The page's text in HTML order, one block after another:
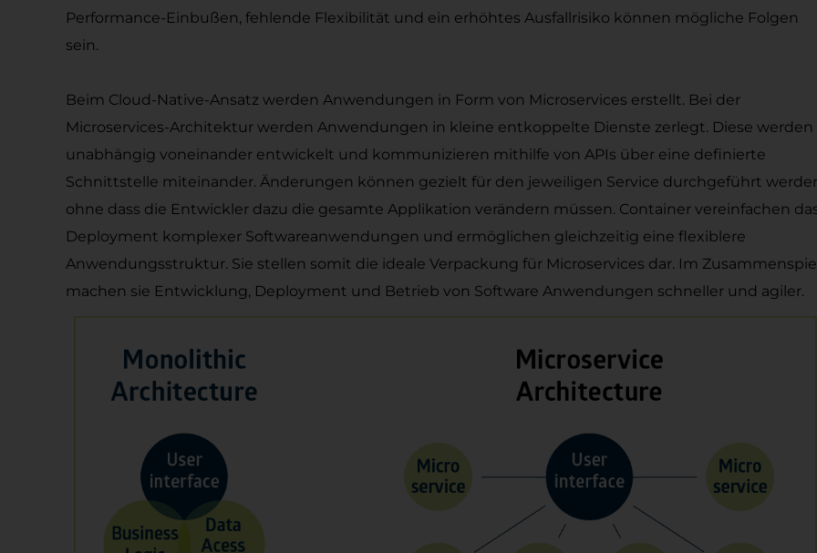
Performance-Einbußen, fehlende Flexibilität und ein erhöhtes Ausfallrisiko können mögliche Folgen
sein.
Beim Cloud-Native-Ansatz werden Anwendungen in Form von Microservices erstellt. Bei der
Microservices-Architektur werden Anwendungen in kleine entkoppelte Dienste zerlegt. Diese werden
unabhängig voneinander entwickelt und kommunizieren mithilfe von APIs über eine definierte
Schnittstelle miteinander. Änderungen können gezielt für den jeweiligen Service durchgeführt
ohne dass die Entwickler dazu die gesamte Applikation verändern müssen. Container vereinfachen
Deployment komplexer Softwareanwendungen und ermöglichen gleichzeitig eine flexiblere
Anwendungsstruktur. Sie stellen somit die ideale Verpackung für Microservices dar. Im
machen sie Entwicklung, Deployment und Betrieb von Software Anwendungen schneller und agiler.